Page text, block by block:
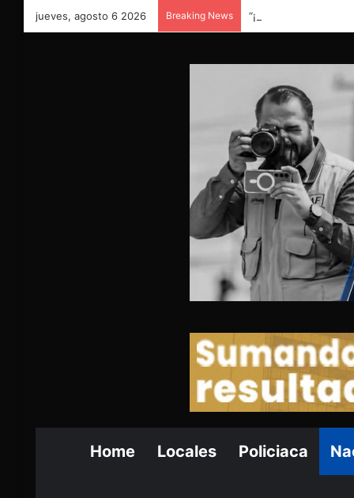
jueves, agosto 6 2026 Breaking News
Home Locales Policiaca